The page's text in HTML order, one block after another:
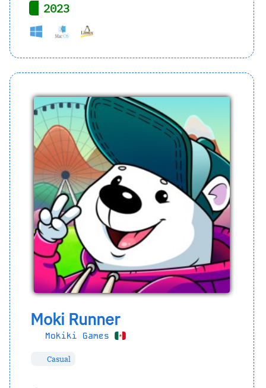
2023
Moki Runner
Mokiki Games
Casual